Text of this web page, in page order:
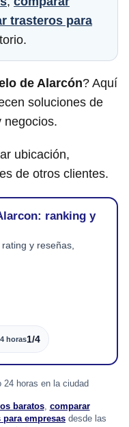
trasteros para
de Alarcón? Aquí
soluciones de
negocios.
ubicación,
de otros clientes.
ranking y
y reseñas,
horas1/4
horas en la ciudad
baratos, comparar
empresas desde las